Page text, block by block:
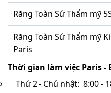
Răng Toàn Sứ Thẩm mỹ
Răng Toàn Sứ Thẩm mỹ
Paris
Thời gian làm việc Paris -
Thứ 2 - Chủ nhật: 8:00 -